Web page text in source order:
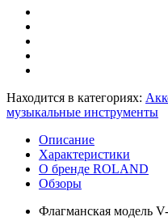
Находится в категориях:
музыкальные инструменты
Описание
Характеристики
О бренде ROLAND
Обзоры
Флагманская модель